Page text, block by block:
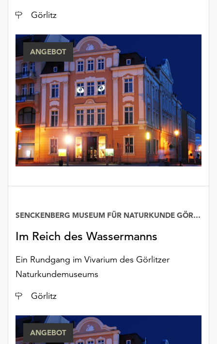
Einstellungen
die
Schaltfläche
„Auswählen“.
Weitere
Informationen
finden
Sie
unserer
Datenschutzerklärung
oder
dem
Ort
Görlitz
ANGEBOT
Im Reich des Wassermanns
SENCKENBERG MUSEUM FÜR NATURKUNDE GÖRLITZ
Ein Rundgang im Vivarium des Görlitzer
Naturkundemuseums
Ort
Görlitz
ANGEBOT